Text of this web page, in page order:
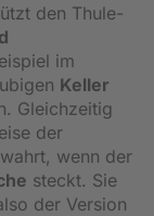
den Thule-
im
Keller
Gleichzeitig
der
wenn der
steckt. Sie
der Version